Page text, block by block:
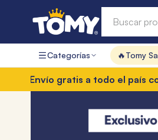
Categorías 🔥Tomy
gratis a todo el país con tu
Términos más
1 .
hot wheels
mochilas
toy story